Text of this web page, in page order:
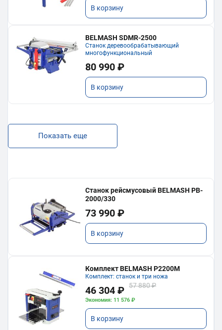
В корзину
BELMASH SDMR-2500
Станок деревообрабатывающий
многофункциональный
80 990 ₽
В корзину
Показать еще
Станок рейсмусовый BELMASH PB-
2000/330
73 990 ₽
В корзину
Комплект BELMASH P2200M
Комплект: станок и три ножа
46 304 ₽ 57 880 ₽
Экономия: 11 576 ₽
В корзину